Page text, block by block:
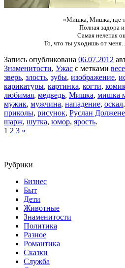
«Мишка, Мишка, где
Полная задора
Самая нелепая
То, что ты уходишь от
Запись опубликована 06.07.2012
Знаменитости, Ужас с метками
зверь, злость, зубы, изображение,
карикатуры, картинка, когти,
любимая, медведь, Мишка, мишка
мужик, мужчина, нападение, оскал,
приколы, рисунок, Руслан
шарж, шутка, юмор, ярость.
1 2 3 »
Рубрики
Бизнес
Быт
Дети
Животные
Знаменитости
Политика
Разное
Романтика
Сказки
Служба